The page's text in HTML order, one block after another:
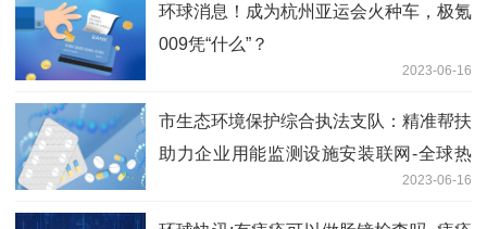
环球消息！成为杭州亚运会火种车，极氪
009凭“什么”？
2023-06-16
市生态环境保护综合执法支队：精准帮扶
助力企业用能监测设施安装联网-全球热
2023-06-16